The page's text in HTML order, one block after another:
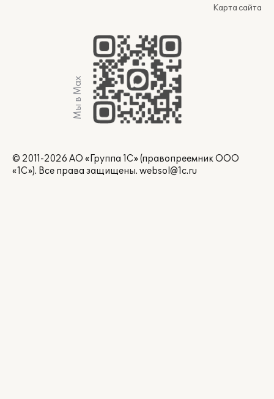
Карта сайта
Мы в Max
© 2011-2026 АО «Группа 1С» (правопреемник ООО
«1С»). Все права защищены. websol@1c.ru